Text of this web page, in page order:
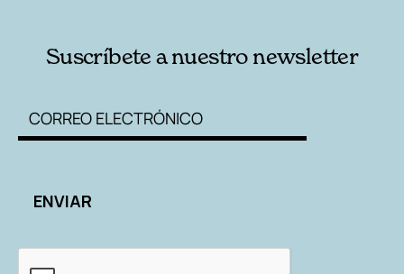
Suscríbete a nuestro newsletter